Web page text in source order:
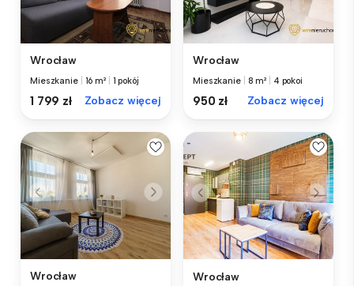
Wrocław
Mieszkanie 16 m² 1 pokój
1 799 zł Zobacz więcej
Wrocław
Mieszkanie 8 m² 4 pokoi
950 zł Zobacz więcej
Wrocław Wrocław